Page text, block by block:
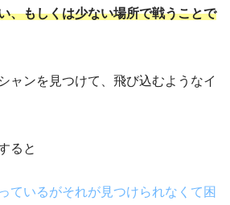
、もしくは少ない場所で戦うことで
ャンを見つけて、飛び込むようなイ
ると
ているがそれが見つけられなくて困